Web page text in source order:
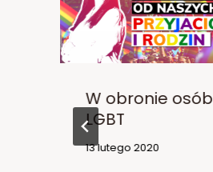
W obronie osób
LGBT
13 lutego 2020